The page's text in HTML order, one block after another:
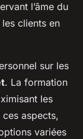
l’âme du
clients en
sur les
. La formation
les
aspects,
variées